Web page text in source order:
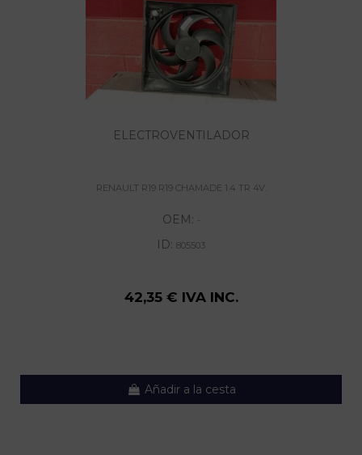
ELECTROVENTILADOR
RENAULT R19 R19 CHAMADE 1.4 TR 4V.
OEM: -
ID: 805503
42,35 € IVA INC.
Añadir a la cesta